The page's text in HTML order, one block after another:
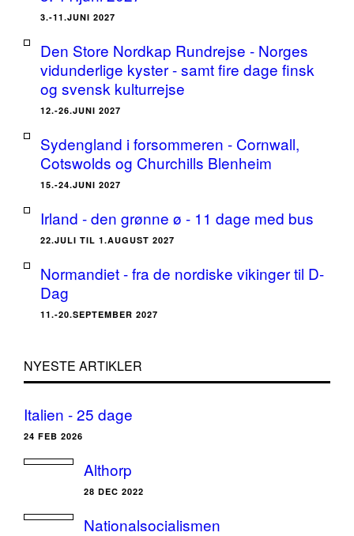
3.-11.JUNI 2027
Den Store Nordkap Rundrejse - Norges
vidunderlige kyster - samt fire dage finsk
og svensk kulturrejse
12.-26.JUNI 2027
Sydengland i forsommeren - Cornwall,
Cotswolds og Churchills Blenheim
15.-24.JUNI 2027
Irland - den grønne ø - 11 dage med bus
22.JULI TIL 1.AUGUST 2027
Normandiet - fra de nordiske vikinger til D-
Dag
11.-20.SEPTEMBER 2027
NYESTE ARTIKLER
Italien - 25 dage
24 FEB 2026
Althorp
28 DEC 2022
Nationalsocialismen